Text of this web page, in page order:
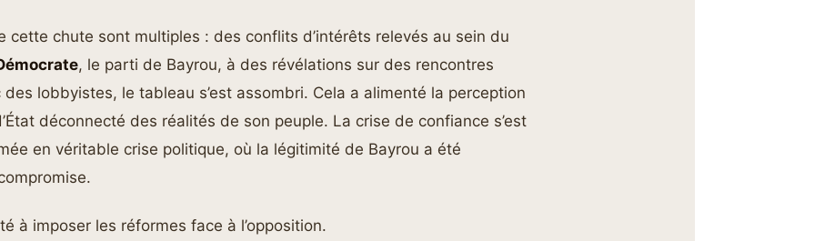
cette chute sont multiples : des conflits d’intérêts relevés au sein du
, le parti de Bayrou, à des révélations sur des rencontres
des lobbyistes, le tableau s’est assombri. Cela a alimenté la perception
déconnecté des réalités de son peuple. La crise de confiance s’est
en véritable crise politique, où la légitimité de Bayrou a été
à imposer les réformes face à l’opposition.